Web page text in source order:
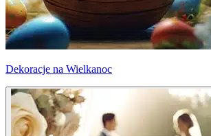
Dekoracje na Wielkanoc